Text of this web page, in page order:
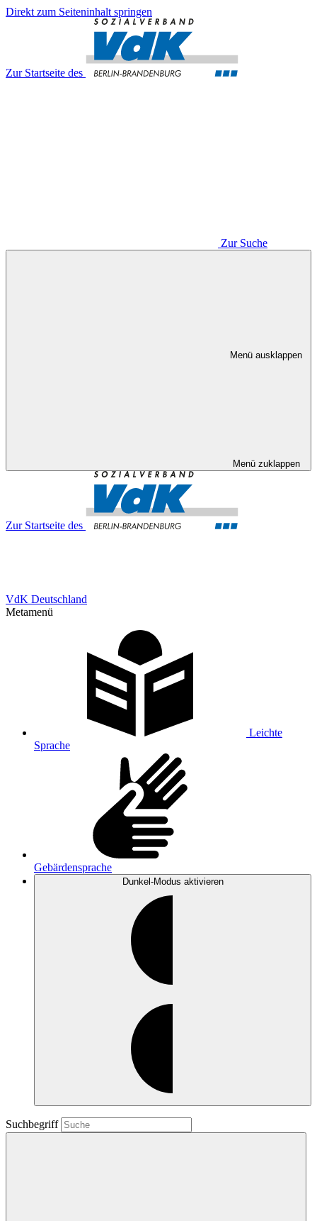
Direkt zum Seiteninhalt springen
Zur Startseite des
Zur Suche
Menü ausklappen
Menü zuklappen
Zur Startseite des
VdK Deutschland
Metamenü
Leichte
Sprache
Gebärdensprache
Dunkel-Modus aktivieren
Suchbegriff